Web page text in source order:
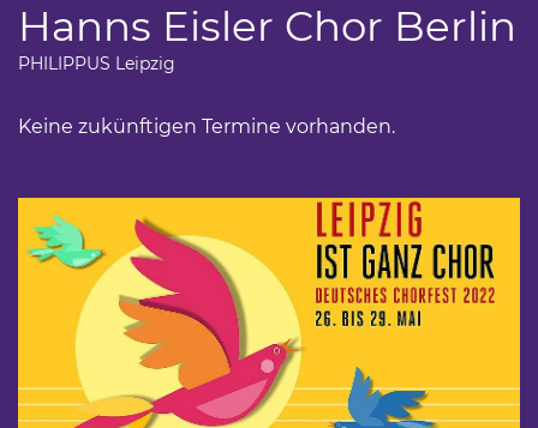
Hanns Eisler Chor Berlin
PHILIPPUS Leipzig
Keine zukünftigen Termine vorhanden.